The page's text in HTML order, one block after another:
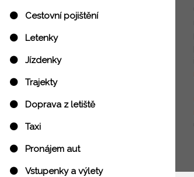
⚫ Cestovní pojištění
⚫ Letenky
⚫ Jízdenky
⚫ Trajekty
⚫ Doprava z letiště
⚫ Taxi
⚫ Pronájem aut
⚫ Vstupenky a výlety